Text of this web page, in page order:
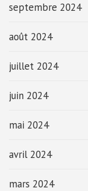
septembre 2024
août 2024
juillet 2024
juin 2024
mai 2024
avril 2024
mars 2024